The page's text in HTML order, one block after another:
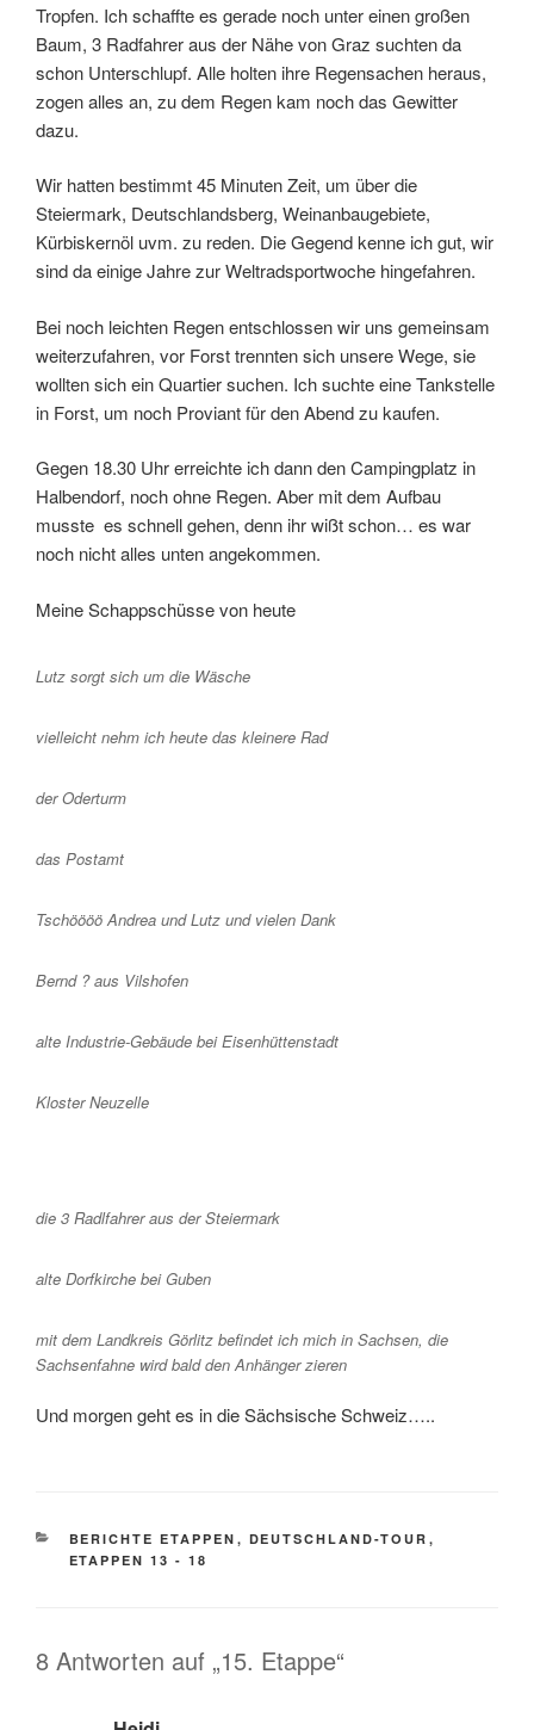
Tropfen. Ich schaffte es gerade noch unter einen großen
Baum, 3 Radfahrer aus der Nähe von Graz suchten da
schon Unterschlupf. Alle holten ihre Regensachen heraus,
zogen alles an, zu dem Regen kam noch das Gewitter
dazu.
Wir hatten bestimmt 45 Minuten Zeit, um über die
Steiermark, Deutschlandsberg, Weinanbaugebiete,
Kürbiskernöl uvm. zu reden. Die Gegend kenne ich gut, wir
sind da einige Jahre zur Weltradsportwoche hingefahren.
Bei noch leichten Regen entschlossen wir uns gemeinsam
weiterzufahren, vor Forst trennten sich unsere Wege, sie
wollten sich ein Quartier suchen. Ich suchte eine Tankstelle
in Forst, um noch Proviant für den Abend zu kaufen.
Gegen 18.30 Uhr erreichte ich dann den Campingplatz in
Halbendorf, noch ohne Regen. Aber mit dem Aufbau
musste es schnell gehen, denn ihr wißt schon… es war
noch nicht alles unten angekommen.
Meine Schappschüsse von heute
Lutz sorgt sich um die Wäsche
vielleicht nehm ich heute das kleinere Rad
der Oderturm
das Postamt
Tschöööö Andrea und Lutz und vielen Dank
Bernd ? aus Vilshofen
alte Industrie-Gebäude bei Eisenhüttenstadt
Kloster Neuzelle
die 3 Radlfahrer aus der Steiermark
alte Dorfkirche bei Guben
mit dem Landkreis Görlitz befindet ich mich in Sachsen, die
Sachsenfahne wird bald den Anhänger zieren
Und morgen geht es in die Sächsische Schweiz…..
KATEGORIEN
BERICHTE ETAPPEN , DEUTSCHLAND-TOUR ,
ETAPPEN 13 - 18
8 Antworten auf „15. Etappe“